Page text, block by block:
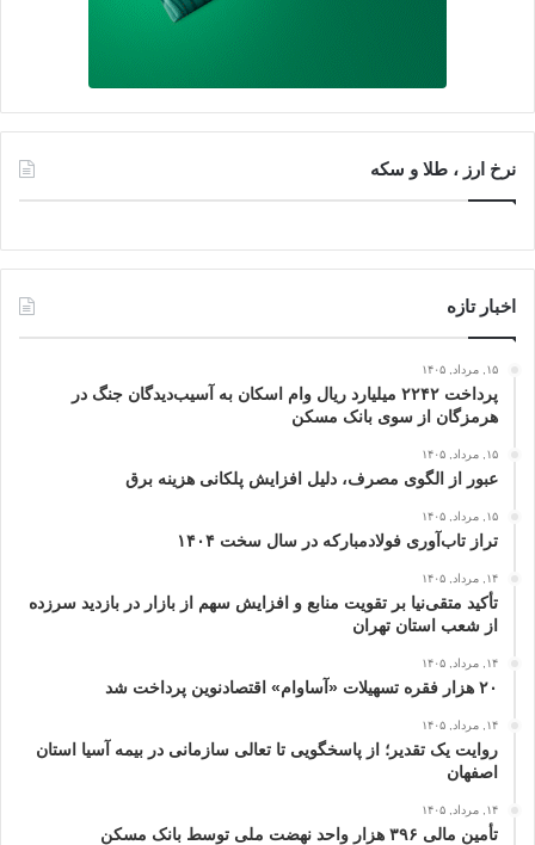
نرخ ارز ، طلا و سکه
اخبار تازه
۱۵, مرداد, ۱۴۰۵
پرداخت ۲۲۴۲ میلیارد ریال وام اسکان به آسیب‌دیدگان جنگ در
هرمزگان از سوی بانک مسکن
۱۵, مرداد, ۱۴۰۵
عبور از الگوی مصرف، دلیل افزایش پلکانی هزینه برق
۱۵, مرداد, ۱۴۰۵
تراز تاب‌آوری فولادمبارکه در سال سخت ۱۴۰۴
۱۴, مرداد, ۱۴۰۵
تأکید متقی‌نیا بر تقویت منابع و افزایش سهم از بازار در بازدید سرزده
از شعب استان تهران
۱۴, مرداد, ۱۴۰۵
۲۰ هزار فقره تسهیلات «آساوام» اقتصادنوین پرداخت شد
۱۴, مرداد, ۱۴۰۵
روایت یک تقدیر؛ از پاسخگویی تا تعالی سازمانی در بیمه آسیا استان
اصفهان
۱۴, مرداد, ۱۴۰۵
تأمین مالی ۳۹۶ هزار واحد نهضت ملی توسط بانک مسکن